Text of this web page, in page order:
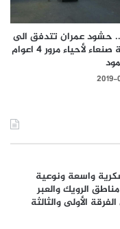
حشود عمران تتدفق الى
العاصمة صنعاء لأحياء مرور 4 اعوام
واسعة ونوعية
الرويك والعبر
الأولى والثالثة